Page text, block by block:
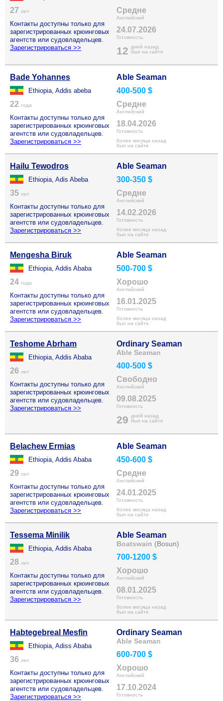
27 лет
Контакты доступны только для
зарегистрированных крюинговых
агентств или судовладельцев.
Зарегистрироваться >>
Средне
Английский
24.07.2026
Готовность
12
дней назад
был на сайте
Bade Yohannes
Ethiopia, Addis abeba
22 года
Контакты доступны только для
зарегистрированных крюинговых
агентств или судовладельцев.
Зарегистрироваться >>
Able Seaman
400-500 $
Средне
Английский
18.04.2026
Готовность
более месяца назад
был на сайте
Hailu Tewodros
Ethiopia, Adis Abeba
35 лет
Контакты доступны только для
зарегистрированных крюинговых
агентств или судовладельцев.
Зарегистрироваться >>
Able Seaman
300-350 $
Средне
Английский
14.02.2026
Готовность
более месяца назад
был на сайте
Mengesha Biruk
Ethiopia, Addis Ababa
24 года
Контакты доступны только для
зарегистрированных крюинговых
агентств или судовладельцев.
Зарегистрироваться >>
Able Seaman
500-700 $
Хорошо
Английский
16.01.2025
Готовность
более месяца назад
был на сайте
Teshome Abrham
Ethiopia, Addis Ababa
26 лет
Контакты доступны только для
зарегистрированных крюинговых
агентств или судовладельцев.
Зарегистрироваться >>
Ordinary Seaman
Able Seaman
400-500 $
Свободно
Английский
09.08.2025
Готовность
29
дней назад
был на сайте
Belachew Ermias
Ethiopia, Addis Ababa
29 лет
Контакты доступны только для
зарегистрированных крюинговых
агентств или судовладельцев.
Зарегистрироваться >>
Able Seaman
450-600 $
Средне
Английский
24.01.2025
Готовность
более месяца назад
был на сайте
Tessema Minilik
Ethiopia, Addis Ababa
28 лет
Контакты доступны только для
зарегистрированных крюинговых
агентств или судовладельцев.
Зарегистрироваться >>
Able Seaman
Boatswain (Bosun)
700-1200 $
Хорошо
Английский
08.01.2025
Готовность
более месяца назад
был на сайте
Habtegebreal Mesfin
Ethiopia, Adiss Ababa
36 лет
Контакты доступны только для
зарегистрированных крюинговых
агентств или судовладельцев.
Зарегистрироваться >>
Ordinary Seaman
Able Seaman
600-700 $
Хорошо
Английский
17.10.2024
Готовность